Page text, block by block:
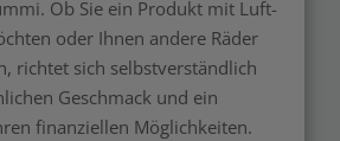
Ob Sie ein Produkt mit Luft-
oder Ihnen andere Räder
richtet sich selbstverständlich
Geschmack und ein
finanziellen Möglichkeiten.